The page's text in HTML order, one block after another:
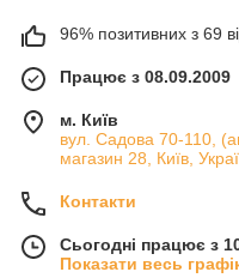
96% позитивних з 69
Працює з 08.09.2009
м. Київ
вул. Садова 70-110,
магазин 28, Київ,
Контакти
Сьогодні працює з
Показати весь